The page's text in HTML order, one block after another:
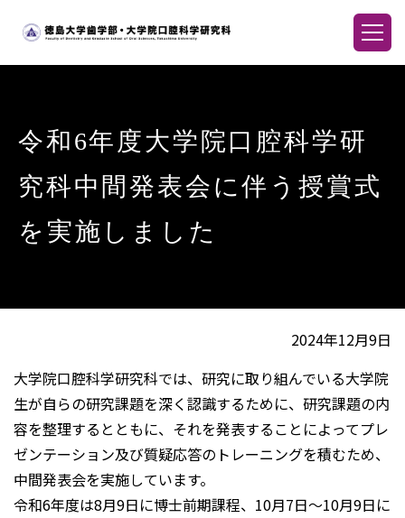
令和6年度大学院口腔科学研
究科中間発表会に伴う授賞式
を実施しました
2024年12月9日
大学院口腔科学研究科では、研究に取り組んでいる大学院
生が自らの研究課題を深く認識するために、研究課題の内
容を整理するとともに、それを発表することによってプレ
ゼンテーション及び質疑応答のトレーニングを積むため、
中間発表会を実施しています。
令和6年度は8月9日に博士前期課程、10月7日～10月9日に